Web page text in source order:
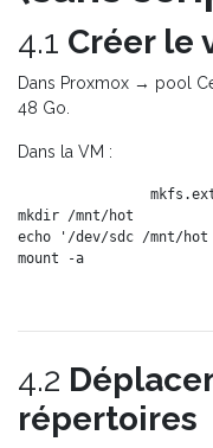
4.1 Créer le
Dans Proxmox → pool
48 Go.
Dans la VM :
mkdir /mnt/hot
echo '/dev/sdc /mnt/
4.2
répertoires